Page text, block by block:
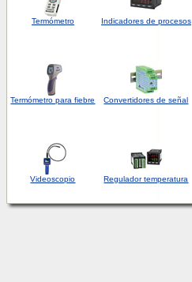
Termómetro Indicadores de procesos
Termómetro para fiebre Convertidores de señal
Videoscopio Regulador temperatura